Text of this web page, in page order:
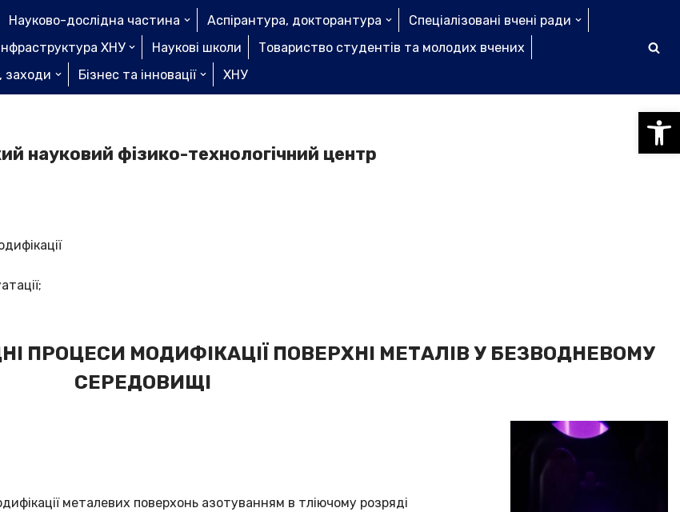
Науково-дослідна частина Аспірантура, докторантура
Спеціалізовані вчені ради
ХНУ
Наукові школи
Товариство студентів та молодих вчених
заходи
Бізнес та інновації ХНУ
науковий фізико-технологічний центр
ПРОЦЕСИ МОДИФІКАЦІЇ ПОВЕРХНІ МЕТАЛІВ У БЕЗВОДНЕВОМУ
СЕРЕДОВИЩІ
металевих поверхонь азотуванням в тліючому розряді